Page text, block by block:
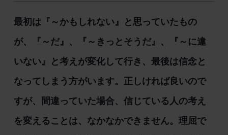
最初は『～かもしれない』と思っていたもの
が、『～だ』、『～きっとそうだ』、『～に違
いない』と考えが変化して行き、最後は信念と
なってしまう方がいます。正しければ良いので
すが、間違っていた場合、信じている人の考え
を変えることは、なかなかできません。理屈で